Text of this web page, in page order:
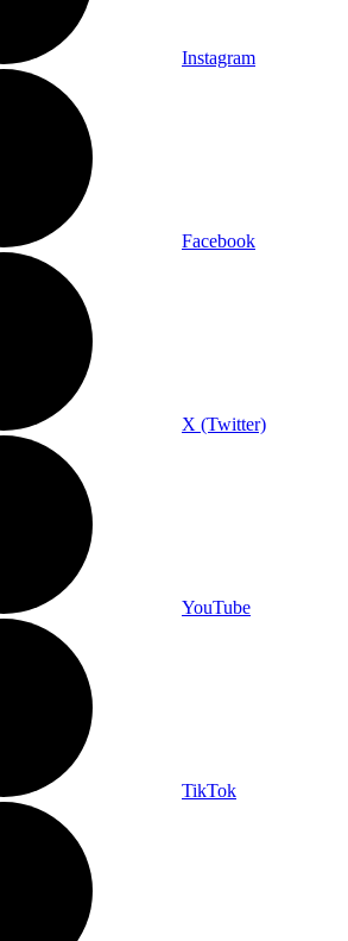
Instagram
Facebook
X (Twitter)
YouTube
TikTok